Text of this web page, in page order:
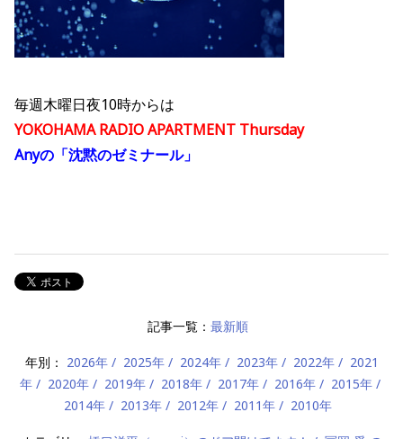
毎週木曜日夜10時からは
YOKOHAMA RADIO APARTMENT Thursday
Anyの「沈黙のゼミナール」
記事一覧： 最新順
年別： 2026年 2025年 2024年 2023年 2022年
2021
年
2020年 2019年 2018年 2017年 2016年
2015年
2014年
2013年 2012年 2011年 2010年